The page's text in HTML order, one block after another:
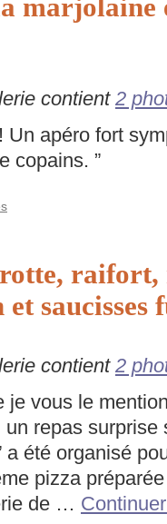
marjolaine
contient 2
Un apéro fort
copains. ”
raifort,
saucisses
contient 2
je vous le
un repas surprise
a été organisé
pizza
de …